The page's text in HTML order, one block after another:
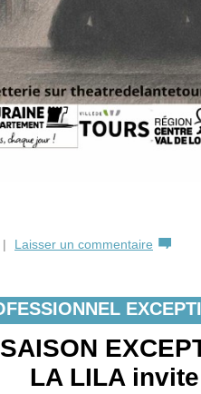
| Laisser un commentaire
LA LILA